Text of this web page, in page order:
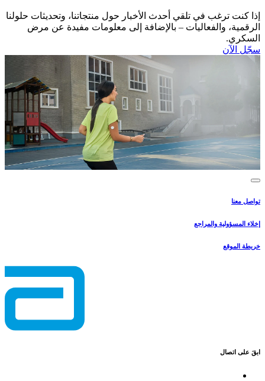
إذا كنت ترغب في تلقي أحدث الأخبار حول منتجاتنا، وتحديثات حلولنا
الرقمية، والفعاليات – بالإضافة إلى معلومات مفيدة عن مرض
السكري.​
سجّل الآن​
تواصل معنا
إخلاء المسؤولية والمراجع
خريطة الموقع
ابقَ على اتصال